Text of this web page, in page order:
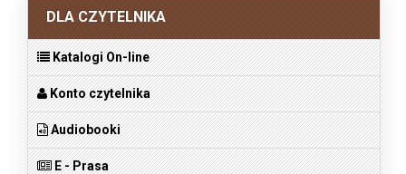
DLA CZYTELNIKA
Katalogi On-line
Konto czytelnika
Audiobooki
E - Prasa